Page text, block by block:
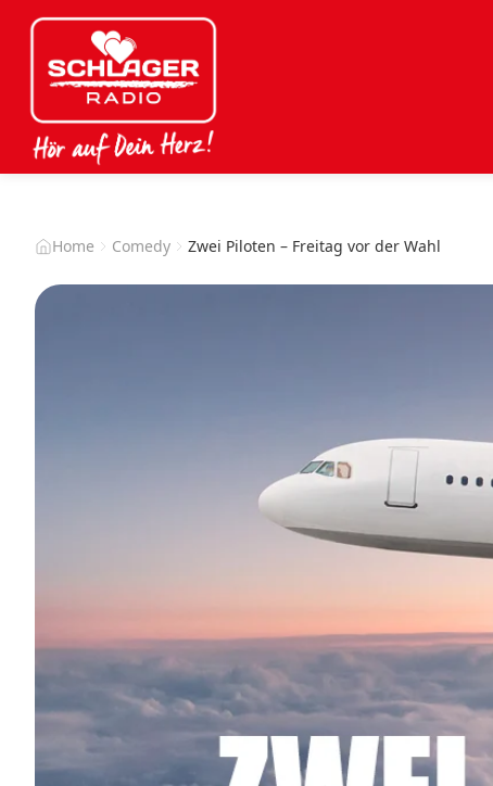
Home Comedy Zwei Piloten – Freitag vor der Wahl